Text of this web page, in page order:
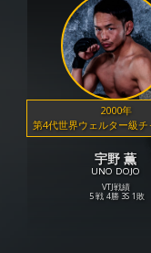
2000年
第4代世界ウェルター級チ
宇野 薫
UNO DOJO
VTJ戦績
5 戦 4勝 3S 1敗